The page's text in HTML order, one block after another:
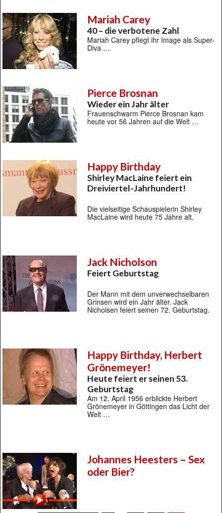
Mariah Carey
40 – die verbotene Zahl
Mariah Carey pflegt ihr Image als Super-
Diva …
Pierce Brosnan
Wieder ein Jahr älter
Frauenschwarm Pierce Brosnan kam
heute vor 56 Jahren auf die Welt …
Happy Birthday
Shirley MacLaine feiert ein
Dreiviertel-Jahrhundert!
Die vielseitige Schauspielerin Shirley
MacLaine wird heute 75 Jahre alt.
Jack Nicholson
Feiert Geburtstag
Der Mann mit dem unverwechselbaren
Grinsen wird ein Jahr älter. Jack
Nicholsen feiert seinen 72. Geburtstag.
Happy Birthday, Herbert
Grönemeyer!
Heute feiert er seinen 53.
Geburtstag
Am 12. April 1956 erblickte Herbert
Grönemeyer in Göttingen das Licht der
Welt …
Johannes Heesters – Sex
oder Bier?